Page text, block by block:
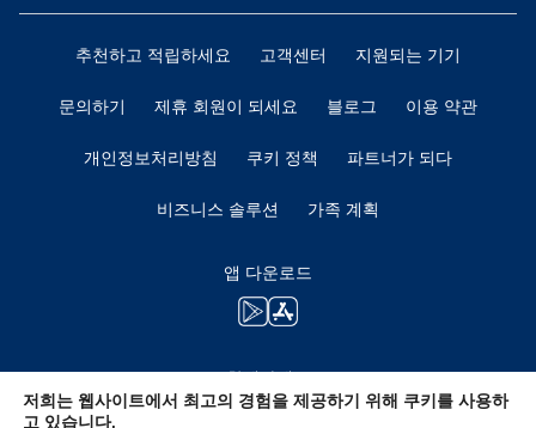
추천하고 적립하세요 고객센터 지원되는 기기
문의하기 제휴 회원이 되세요 블로그 이용 약관
개인정보처리방침 쿠키 정책 파트너가 되다
비즈니스 솔루션 가족 계획
앱 다운로드
함께하세요
저희는 웹사이트에서 최고의 경험을 제공하기 위해 쿠키를 사용하
고 있습니다.